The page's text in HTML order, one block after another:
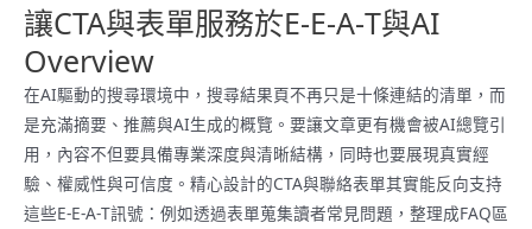
讓CTA與表單服務於E‑E‑A‑T與AI
Overview
在AI驅動的搜尋環境中，搜尋結果頁不再只是十條連結的清單，而
是充滿摘要、推薦與AI生成的概覽。要讓文章更有機會被AI總覽引
用，內容不但要具備專業深度與清晰結構，同時也要展現真實經
驗、權威性與可信度。精心設計的CTA與聯絡表單其實能反向支持
這些E‑E‑A‑T訊號：例如透過表單蒐集讀者常見問題，整理成FAQ區